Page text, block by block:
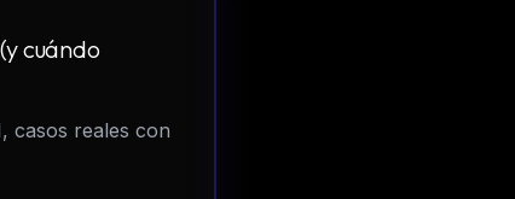
cuándo
casos reales con